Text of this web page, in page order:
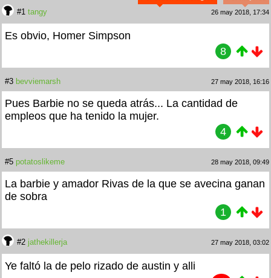
#1 tangy 26 may 2018, 17:34
Es obvio, Homer Simpson
8
#3 bevviemarsh 27 may 2018, 16:16
Pues Barbie no se queda atrás... La cantidad de
empleos que ha tenido la mujer.
4
#5 potatoslikeme 28 may 2018, 09:49
La barbie y amador Rivas de la que se avecina ganan
de sobra
1
#2 jathekillerja 27 may 2018, 03:02
Ye faltó la de pelo rizado de austin y alli